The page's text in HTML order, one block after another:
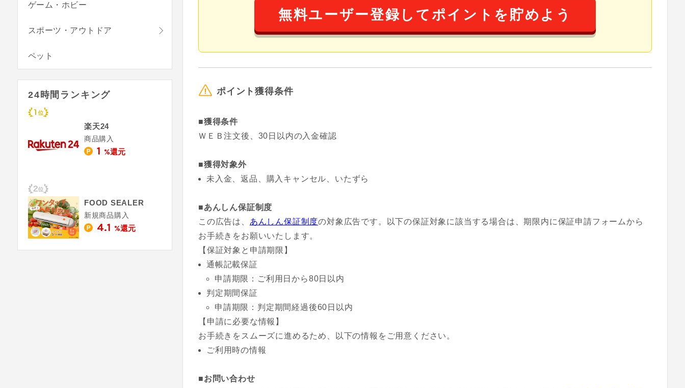
無料ユーザー登録してポイントを貯めよう
ポイント獲得条件
■獲得条件
ＷＥＢ注文後、30日以内の入金確認
■獲得対象外
未入金、返品、購入キャンセル、いたずら
■あんしん保証制度
この広告は、 あんしん保証制度の対象広告です。以下の保証対象に該当する場合は、期限内に保証申請フォームから
お手続きをお願いいたします。
【保証対象と申請期限】
通帳記載保証
申請期限：ご利用日から80日以内
判定期間保証
申請期限：判定期間経過後60日以内
【申請に必要な情報】
お手続きをスムーズに進めるため、以下の情報をご用意ください。
ご利用時の情報
■お問い合わせ
ゲーム・ホビー
スポーツ・アウトドア
ペット
24時間ランキング
楽天24
商品購入
1 %還元
FOOD SEALER
新規商品購入
4.1 %還元